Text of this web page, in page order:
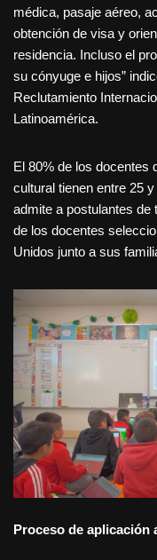
médica, pasaje aéreo,
obtención de visa y
residencia. Incluso el
su cónyuge e hijos”
Reclutamiento
Latinoamérica.
El 80% de los docentes
cultural tienen entre 25
admite a postulantes de
de los docentes
Unidos junto a sus
Proceso de aplicación